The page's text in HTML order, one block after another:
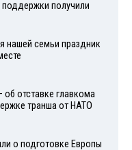
получили
нашей семьи праздник
отставке главкома
транша от НАТО
о подготовке Европы